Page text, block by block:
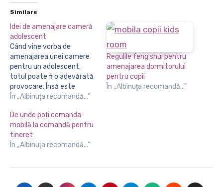
Similare
Idei de amenajare cameră
adolescent
Când vine vorba de
amenajarea unei camere
pentru un adolescent,
totul poate fi o adevărată
provocare. Însă este
foarte important ca
buget și să alegeți mobila
și accesoriile, deoarece
acel spațiu trebuie să îi
ofere acestuia confortul
a se putea relaxa,…
În „Albinuţa recomandă...”
Regulile feng shui pentru
amenajarea dormitorului
pentru copii
În „Albinuţa recomandă...”
De unde poți comanda
mobilă la comandă pentru
tineret
În „Albinuţa recomandă...”